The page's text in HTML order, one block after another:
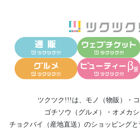
｜M+についてのご紹介
2026/01/21 ［コラム］マスミのつぶ
覚えのある和紙に出会いま
2026/01/05 新年明けましておめでと
祭セール !!!』のご案内
2025/11/11
[M +からのお知らせです]
和紙の創作展」開催及び
ツクツク!!!は、 モノ（物販） ・
ゴチソウ（グルメ）
・ オメカシ
チョクバイ（産地直送） のショッピングと